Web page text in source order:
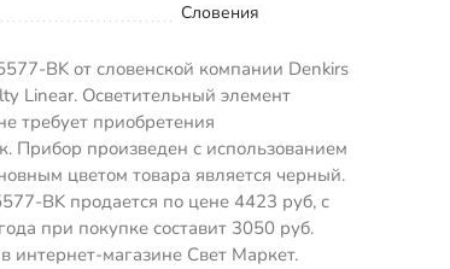
Словения
BK от словенской компании Denkirs
Linear. Осветительный элемент
требует приобретения
Прибор произведен с использованием
цветом товара является черный.
BK продается по цене 4423 руб, с
при покупке составит 3050 руб.
интернет-магазине Свет Маркет.